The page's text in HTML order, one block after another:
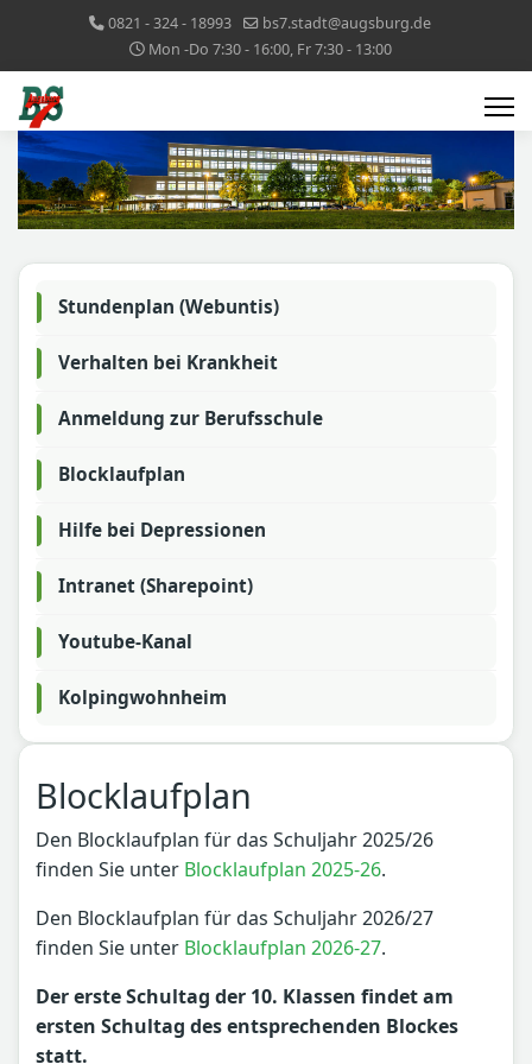
0821 - 324 - 18993
bs7.stadt@augsburg.de
Mon -Do 7:30 - 16:00, Fr 7:30 - 13:00
Stundenplan (Webuntis)
Verhalten bei Krankheit
Anmeldung zur Berufsschule
Blocklaufplan
Hilfe bei Depressionen
Intranet (Sharepoint)
Youtube-Kanal
Kolpingwohnheim
Blocklaufplan
Den Blocklaufplan für das Schuljahr 2025/26
finden Sie unter Blocklaufplan 2025-26.
Den Blocklaufplan für das Schuljahr 2026/27
finden Sie unter Blocklaufplan 2026-27.
Der erste Schultag der 10. Klassen findet am
ersten Schultag des entsprechenden Blockes
statt.